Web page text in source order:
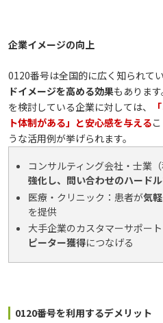
企業イメージの向上
0120番号は全国的に広く知られてい
ドイメージを高める効果もありま
を検討している企業に対しては、
ト体制がある」と安心感を与える
うな活用例が挙げられます。
コンサルティング会社・士業
強化し、問い合わせのハード
医療・クリニック：患者が気
を提供
大手企業のカスタマーサポート
ピーター獲得につなげる
0120番号を利用するデメリット